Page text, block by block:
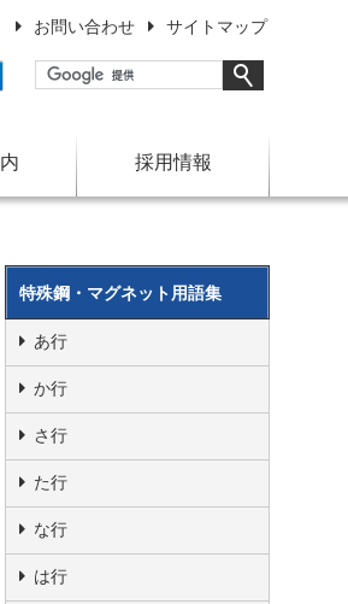
お問い合わせ サイトマップ
採用情報
特殊鋼・マグネット用語集
あ行
か行
さ行
た行
な行
は行